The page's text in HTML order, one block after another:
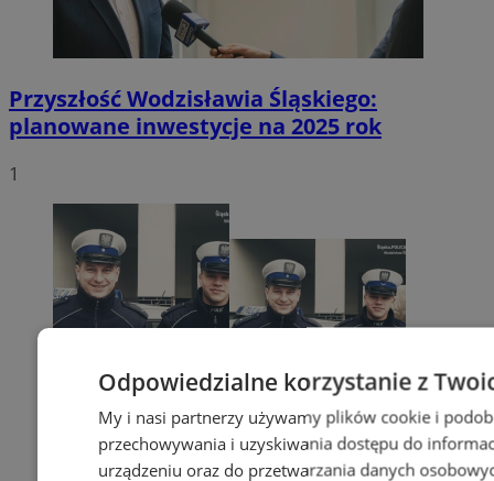
Przyszłość Wodzisławia Śląskiego:
planowane inwestycje na 2025 rok
1
Odpowiedzialne korzystanie z
My i nasi partnerzy używamy plików cookie i
przechowywania i uzyskiwania dostępu do
urządzeniu oraz do przetwarzania danych